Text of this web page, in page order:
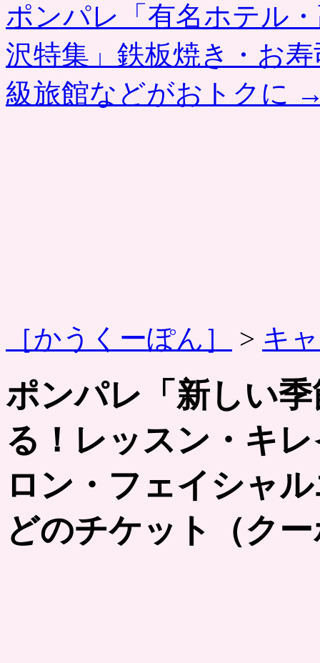
ポンパレ「有名ホテル
沢特集」鉄板焼き・お
級旅館などがおトクに
［かうくーぽん］ > キ
ポンパレ「新しい
る！レッスン・キ
ロン・フェイシャ
どのチケット（ク